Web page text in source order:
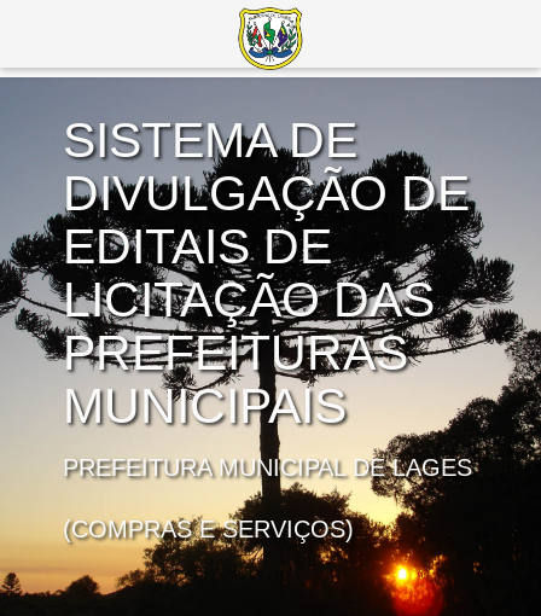
SISTEMA DE
DIVULGAÇÃO DE
EDITAIS DE
LICITAÇÃO DAS
PREFEITURAS
MUNICIPAIS
PREFEITURA MUNICIPAL DE LAGES
(COMPRAS E SERVIÇOS)